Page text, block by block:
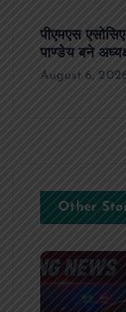
पीएमएस
पाण्डेय बने
August 6,
Other